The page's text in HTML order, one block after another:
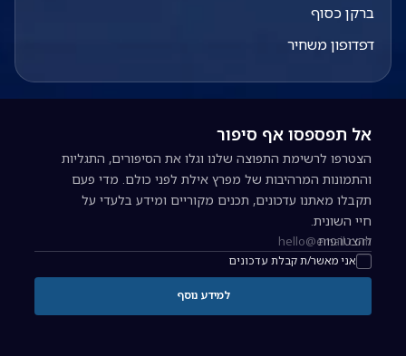
ברקן כסוף
דפדופון משחיר
אל תפספסו אף סיפור
הצטרפו לרשימת התפוצה שלנו וגלו את הסיפורים, התגליות
והתמונות המרהיבות של מפרץ אילת לפני כולם. מדי פעם
תקבלו מאתנו עדכונים, תכנים מקוריים ומידע בלעדי על
חיי השונית.
כתובת אימייל להרשמה לניוזלטר
אני מאשר/ת קבלת עדכונים
להצטרפות
למידע נוסף